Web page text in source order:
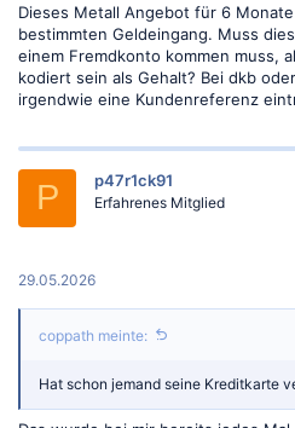
Dieses Metall Angebot für 6
bestimmten Geldeingang. Muss
einem Fremdkonto kommen muss,
kodiert sein als Gehalt? Bei dkb
irgendwie eine Kundenreferenz
P p47r1ck91
Erfahrenes Mitglied
29.05.2026
coppath meinte:
Hat schon jemand seine Kreditkarte